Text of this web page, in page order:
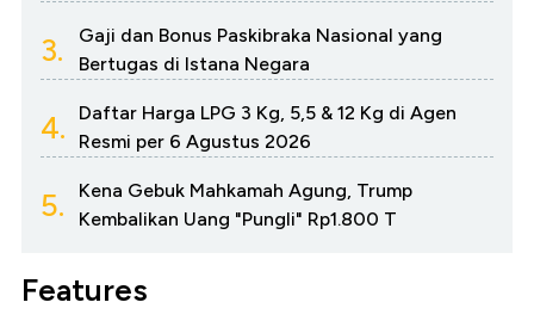
3.
Gaji dan Bonus Paskibraka Nasional yang
Bertugas di Istana Negara
4.
Daftar Harga LPG 3 Kg, 5,5 & 12 Kg di Agen
Resmi per 6 Agustus 2026
5.
Kena Gebuk Mahkamah Agung, Trump
Kembalikan Uang "Pungli" Rp1.800 T
Features